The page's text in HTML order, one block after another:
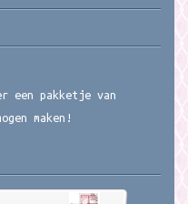
een pakketje van
maken!